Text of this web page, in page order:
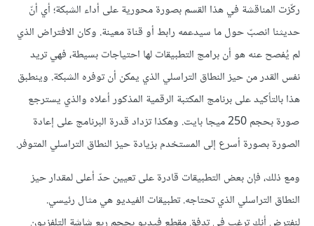
ركّزت المناقشة في هذا القسم بصورة محورية على أداء الشبكة؛ أي أنّ
حديثنا انصبّ حول ما سيدعمه رابط أو قناة معينة. وكان الافتراض الذي
لم يُفصح عنه هو أن برامج التطبيقات لها احتياجات بسيطة، فهي تريد
نفس القدر من حيز النطاق التراسلي الذي يمكن أن توفره الشبكة. وينطبق
هذا بالتأكيد على برنامج المكتبة الرقمية المذكور أعلاه والذي يسترجع
صورة بحجم 250 ميجا بايت. وهكذا تزداد قدرة البرنامج على إعادة
الصورة بصورة أسرع إلى المستخدم بزيادة حيز النطاق التراسلي المتوفر.
ومع ذلك، فإن بعض التطبيقات قادرة على تعيين حدّ أعلى لمقدار حيز
النطاق التراسلي الذي تحتاجه. تطبيقات الفيديو هي مثال رئيسي.